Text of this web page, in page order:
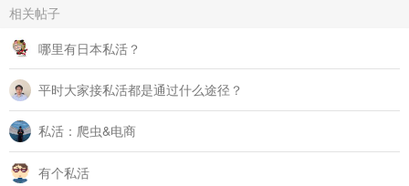
相关帖子
哪里有日本私活？
平时大家接私活都是通过什么途径？
私活：爬虫&电商
有个私活